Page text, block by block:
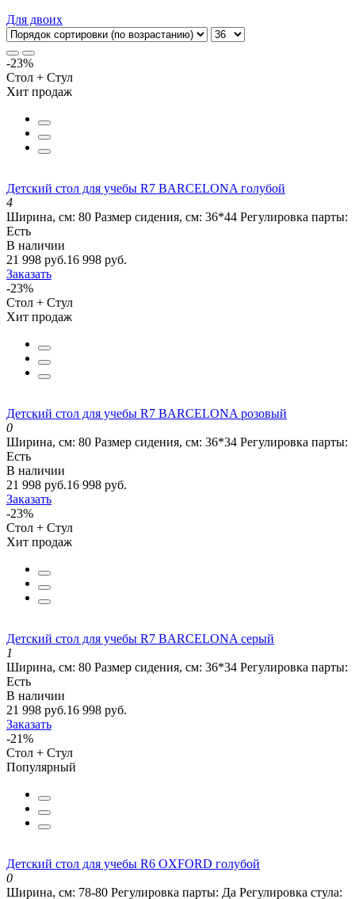
Для двоих
-23%
Стол + Стул
Хит продаж
Детский стол для учебы R7 BARCELONA голубой
4
Ширина, см: 80 Размер сидения, см: 36*44 Регулировка парты:
Есть
В наличии
21 998 руб.16 998 руб.
Заказать
-23%
Стол + Стул
Хит продаж
Детский стол для учебы R7 BARCELONA розовый
0
Ширина, см: 80 Размер сидения, см: 36*34 Регулировка парты:
Есть
В наличии
21 998 руб.16 998 руб.
Заказать
-23%
Стол + Стул
Хит продаж
Детский стол для учебы R7 BARCELONA серый
1
Ширина, см: 80 Размер сидения, см: 36*34 Регулировка парты:
Есть
В наличии
21 998 руб.16 998 руб.
Заказать
-21%
Стол + Стул
Популярный
Детский стол для учебы R6 OXFORD голубой
0
Ширина, см: 78-80 Регулировка парты: Да Регулировка стула: